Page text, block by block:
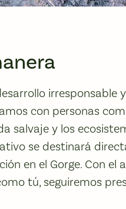
irresponsable
con personas
salvaje y los
se destinará
en el Gorge. Con el
tú, seguiremos